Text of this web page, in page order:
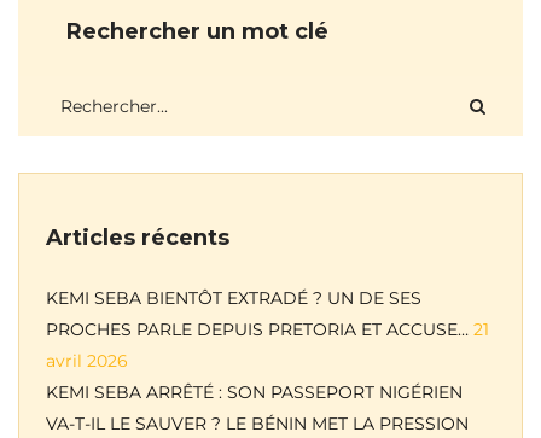
Rechercher un mot clé
Articles récents
KEMI SEBA BIENTÔT EXTRADÉ ? UN DE SES
PROCHES PARLE DEPUIS PRETORIA ET ACCUSE… 21
avril 2026
KEMI SEBA ARRÊTÉ : SON PASSEPORT NIGÉRIEN
VA-T-IL LE SAUVER ? LE BÉNIN MET LA PRESSION